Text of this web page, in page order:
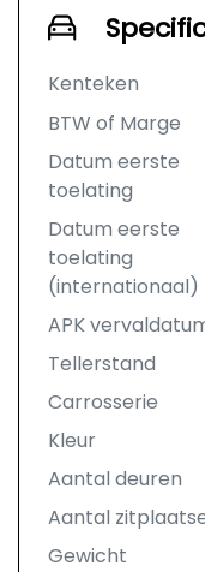
Kenteken
BTW of Marge
Datum eerste
toelating
Datum eerste
toelating
(internationaal)
APK
Tellerstand
Carrosserie
Kleur
Aantal deuren
Aantal
Gewicht